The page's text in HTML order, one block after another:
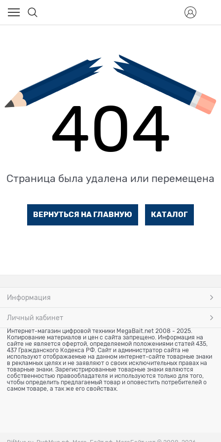
404
Страница была удалена или перемещена
ВЕРНУТЬСЯ НА ГЛАВНУЮ КАТАЛОГ
Информация
Личный кабинет
Интернет-магазин цифровой техники MegaBait.net 2008 - 2025.
Копирование материалов и цен с сайта запрещено. Информация на
сайте не является офертой, определяемой положениями статей 435,
437 Гражданского Кодекса РФ. Сайт и администратор сайта не
используют отображаемые на данном интернет-сайте товарные знаки
в рекламных целях и не заявляют о своих исключительных правах на
товарные знаки. Зарегистрированные товарные знаки являются
собственностью правообладателя и используются только для того,
чтобы определить предлагаемый товар и оповестить потребителей о
самом товаре, а так же его свойствах.